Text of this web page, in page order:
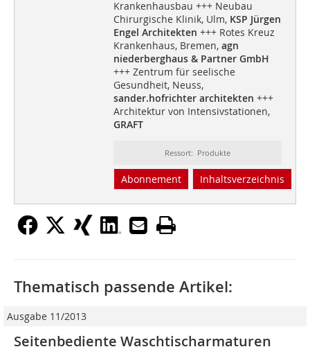
Krankenhausbau +++ Neubau
Chirurgische Klinik, Ulm, KSP Jürgen
Engel Architekten +++ Rotes Kreuz
Krankenhaus, Bremen, agn
niederberghaus & Partner GmbH
+++ Zentrum für seelische
Gesundheit, Neuss,
sander.hofrichter architekten +++
Architektur von Intensivstationen,
GRAFT
Ressort: Produkte
Abonnement Inhaltsverzeichnis
Thematisch passende Artikel:
Ausgabe 11/2013
Seitenbediente Waschtischarmaturen